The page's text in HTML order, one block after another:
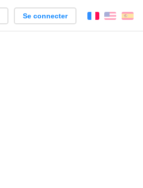
Se connecter FrançaisEnglish